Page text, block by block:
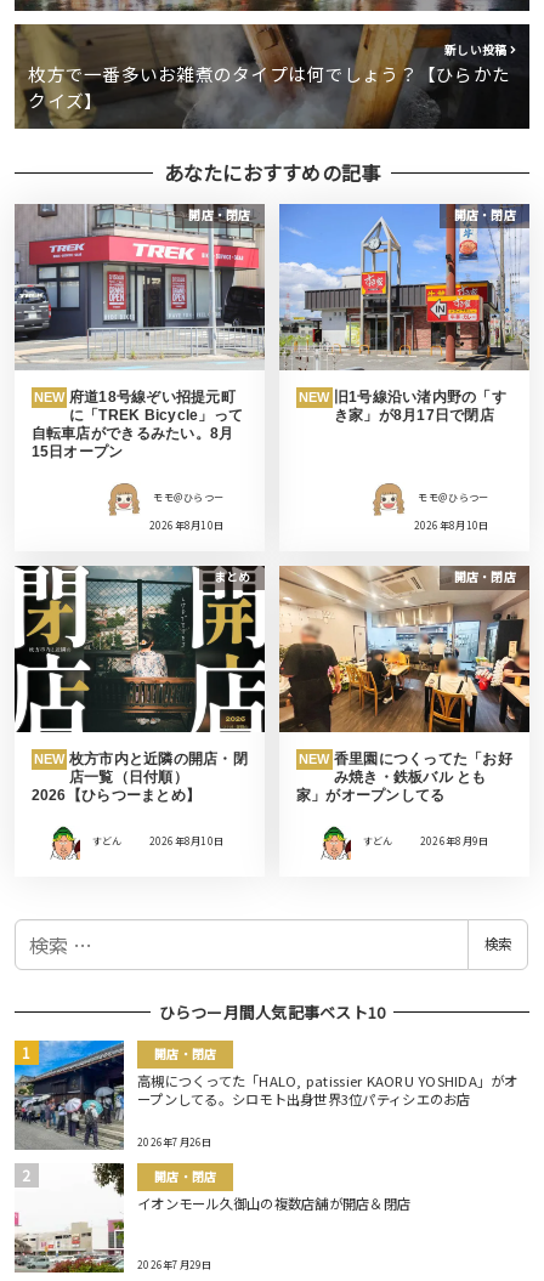
新しい投稿
枚方で一番多いお雑煮のタイプは何でしょう？【ひらかた
クイズ】
あなたにおすすめの記事
開店・閉店
NEW 府道18号線ぞい招提元町
に「TREK Bicycle」って
自転車店ができるみたい。8月
15日オープン
モモ＠ひらつー
2026年8月10日
開店・閉店
NEW
旧1号線沿い渚内野の「す
き家」が8月17日で閉店
モモ＠ひらつー
2026年8月10日
まとめ
NEW 枚方市内と近隣の開店・閉
店一覧（日付順）
2026【ひらつーまとめ】
すどん 2026年8月10日
開店・閉店
NEW 香里園につくってた「お好
み焼き・鉄板バル とも
家」がオープンしてる
すどん 2026年8月9日
検
検索
ひらつー月間人気記事ベスト10
開店・閉店
高槻につくってた「HALO, patissier KAORU YOSHIDA」がオ
ープンしてる。シロモト出身世界3位パティシエのお店
2026年7月26日
開店・閉店
イオンモール久御山の複数店舗が開店＆閉店
2026年7月29日